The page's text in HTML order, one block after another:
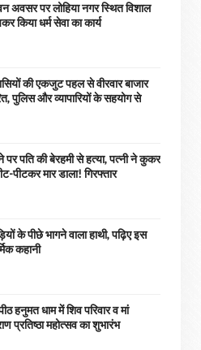
अवसर पर लोहिया नगर स्थित विशाल
किया धर्म सेवा का कार्य
की एकजुट पहल से वीरवार बाजार
पुलिस और व्यापारियों के सहयोग से
पर पति की बेरहमी से हत्या, पत्नी ने कुकर
पीटकर मार डाला! गिरफ्तार
के पीछे भागने वाला हाथी, पढ़िए इस
कहानी
हनुमत धाम में शिव परिवार व मां
प्रतिष्ठा महोत्सव का शुभारंभ